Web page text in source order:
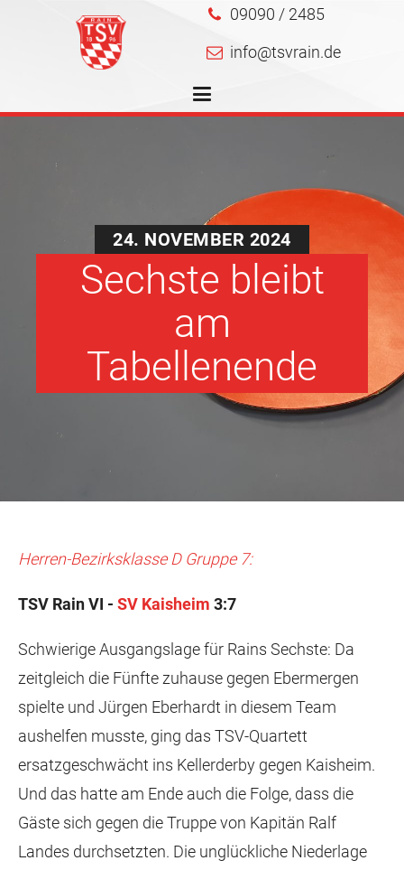
09090 / 2485
info@tsvrain.de
24. NOVEMBER 2024
Sechste bleibt
am
Tabellenende
Herren-Bezirksklasse D Gruppe 7:
TSV Rain VI - SV Kaisheim 3:7
Schwierige Ausgangslage für Rains Sechste: Da
zeitgleich die Fünfte zuhause gegen Ebermergen
spielte und Jürgen Eberhardt in diesem Team
aushelfen musste, ging das TSV-Quartett
ersatzgeschwächt ins Kellerderby gegen Kaisheim.
Und das hatte am Ende auch die Folge, dass die
Gäste sich gegen die Truppe von Kapitän Ralf
Landes durchsetzten. Die unglückliche Niederlage